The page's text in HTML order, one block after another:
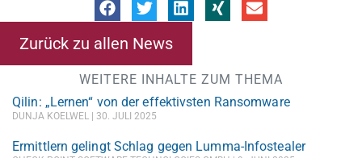
Zurück zu allen News
WEITERE INHALTE ZUM THEMA
Qilin: „Lernen“ von der effektivsten Ransomware
DUNJA KOELWEL 30. JULI 2025
Ermittlern gelingt Schlag gegen Lumma-Infostealer